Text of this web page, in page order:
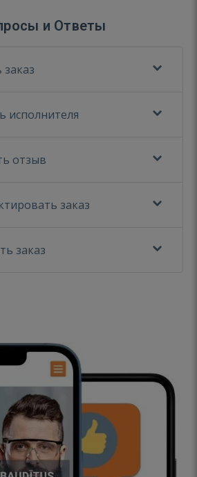
и Ответы
заказ
исполнителя
отзыв
заказ
заказ